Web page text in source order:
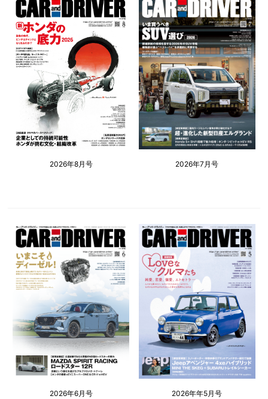
2026年8月号 2026年7月号
2026年6月号 2026年年5月号